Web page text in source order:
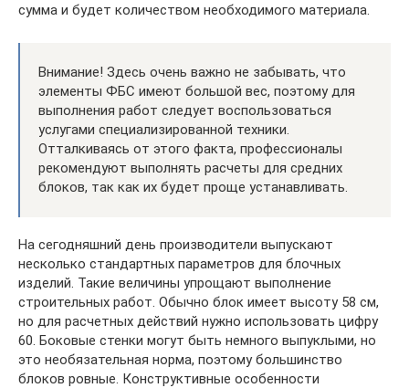
сумма и будет количеством необходимого материала.
Внимание! Здесь очень важно не забывать, что
элементы ФБС имеют большой вес, поэтому для
выполнения работ следует воспользоваться
услугами специализированной техники.
Отталкиваясь от этого факта, профессионалы
рекомендуют выполнять расчеты для средних
блоков, так как их будет проще устанавливать.
На сегодняшний день производители выпускают
несколько стандартных параметров для блочных
изделий. Такие величины упрощают выполнение
строительных работ. Обычно блок имеет высоту 58 см,
но для расчетных действий нужно использовать цифру
60. Боковые стенки могут быть немного выпуклыми, но
это необязательная норма, поэтому большинство
блоков ровные. Конструктивные особенности